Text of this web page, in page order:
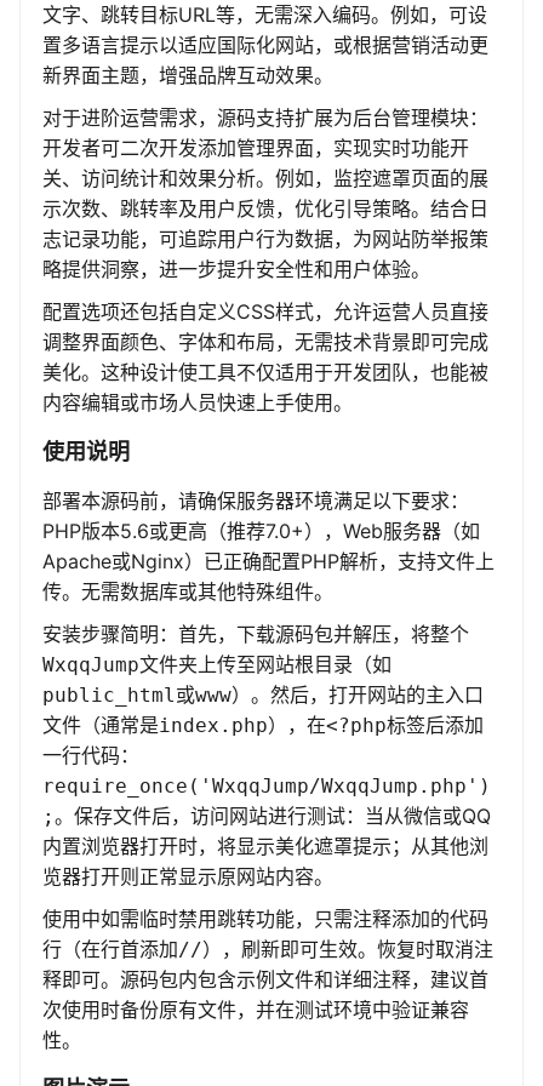
文字、跳转目标URL等，无需深入编码。例如，可设
置多语言提示以适应国际化网站，或根据营销活动更
新界面主题，增强品牌互动效果。
对于进阶运营需求，源码支持扩展为后台管理模块：
开发者可二次开发添加管理界面，实现实时功能开
关、访问统计和效果分析。例如，监控遮罩页面的展
示次数、跳转率及用户反馈，优化引导策略。结合日
志记录功能，可追踪用户行为数据，为网站防举报策
略提供洞察，进一步提升安全性和用户体验。
配置选项还包括自定义CSS样式，允许运营人员直接
调整界面颜色、字体和布局，无需技术背景即可完成
美化。这种设计使工具不仅适用于开发团队，也能被
内容编辑或市场人员快速上手使用。
使用说明
部署本源码前，请确保服务器环境满足以下要求：
PHP版本5.6或更高（推荐7.0+），Web服务器（如
Apache或Nginx）已正确配置PHP解析，支持文件上
传。无需数据库或其他特殊组件。
安装步骤简明：首先，下载源码包并解压，将整个
WxqqJump文件夹上传至网站根目录（如
public_html或www）。然后，打开网站的主入口
文件（通常是index.php），在<?php标签后添加
一行代码：
require_once('WxqqJump/WxqqJump.php')
; 。保存文件后，访问网站进行测试：当从微信或QQ
内置浏览器打开时，将显示美化遮罩提示；从其他浏
览器打开则正常显示原网站内容。
使用中如需临时禁用跳转功能，只需注释添加的代码
行（在行首添加//），刷新即可生效。恢复时取消注
释即可。源码包内包含示例文件和详细注释，建议首
次使用时备份原有文件，并在测试环境中验证兼容
性。